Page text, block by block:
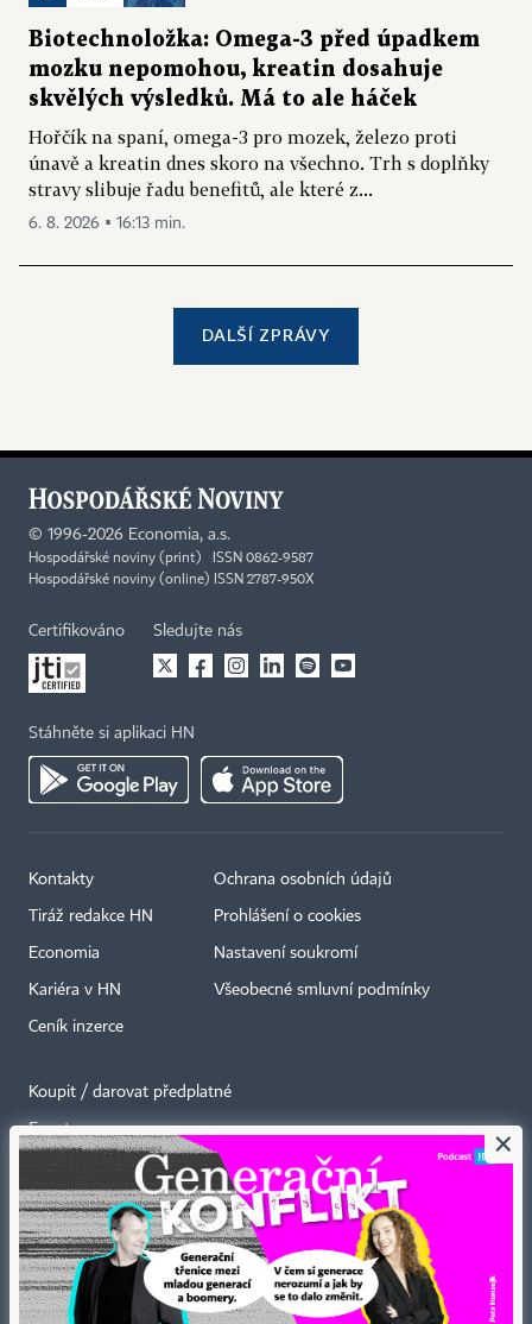
Biotechnoložka: Omega-3 před úpadkem
mozku nepomohou, kreatin dosahuje
skvělých výsledků. Má to ale háček
Hořčík na spaní, omega-3 pro mozek, železo proti
únavě a kreatin dnes skoro na všechno. Trh s doplňky
stravy slibuje řadu benefitů, ale které z...
6. 8. 2026 ▪ 16:13 min.
DALŠÍ ZPRÁVY
© 1996-2026 Economia, a.s.
Hospodářské noviny (print) ISSN 0862-9587
Hospodářské noviny (online) ISSN 2787-950X
Certifikováno Sledujte nás
Stáhněte si aplikaci HN
Kontakty
Tiráž redakce HN
Economia
Kariéra v HN
Ceník inzerce
Ochrana osobních údajů
Prohlášení o cookies
Nastavení soukromí
Všeobecné smluvní podmínky
Koupit / darovat předplatné
Eventy
Newslettery
RSS kanály
Autorská práva vykonává vydavatel. Bez písemného svolení vydavatele je
zakázáno jakékoli užití částí nebo celku díla, zejména rozmnožování a šíření
×